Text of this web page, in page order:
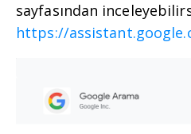
sayfasından
https://